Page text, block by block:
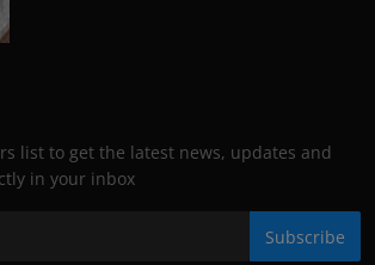
list to get the latest news, updates and
in your inbox
Subscribe